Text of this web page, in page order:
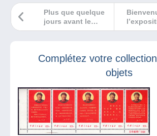
Plus que quelque
jours avant le
salon
Complétez votre
objets